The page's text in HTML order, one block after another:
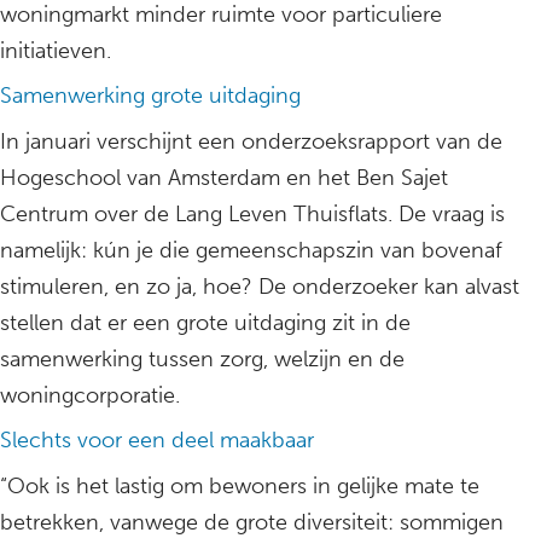
woningmarkt minder ruimte voor particuliere
initiatieven.
Samenwerking grote uitdaging
In januari verschijnt een onderzoeksrapport van de
Hogeschool van Amsterdam en het Ben Sajet
Centrum over de Lang Leven Thuisflats. De vraag is
namelijk: kún je die gemeenschapszin van bovenaf
stimuleren, en zo ja, hoe? De onderzoeker kan alvast
stellen dat er een grote uitdaging zit in de
samenwerking tussen zorg, welzijn en de
woningcorporatie.
Slechts voor een deel maakbaar
“Ook is het lastig om bewoners in gelijke mate te
betrekken, vanwege de grote diversiteit: sommigen